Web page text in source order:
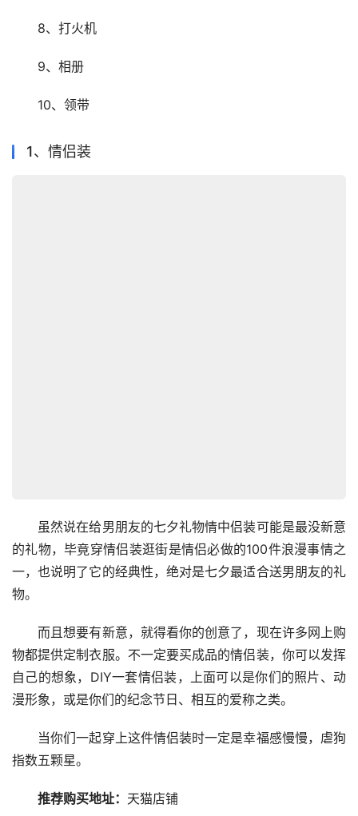
8、打火机
9、相册
10、领带
1、情侣装
虽然说在给男朋友的七夕礼物情中侣装可能是最没新意
的礼物，毕竟穿情侣装逛街是情侣必做的100件浪漫事情之
一，也说明了它的经典性，绝对是七夕最适合送男朋友的礼
物。
而且想要有新意，就得看你的创意了，现在许多网上购
物都提供定制衣服。不一定要买成品的情侣装，你可以发挥
自己的想象，DIY一套情侣装，上面可以是你们的照片、动
漫形象，或是你们的纪念节日、相互的爱称之类。
当你们一起穿上这件情侣装时一定是幸福感慢慢，虐狗
指数五颗星。
推荐购买地址： 天猫店铺